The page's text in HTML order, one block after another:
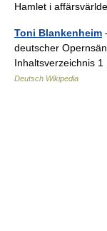
Hamlet i
Toni Blankenheim
deutscher
Inhaltsverzeichnis
Deutsch Wikipedia